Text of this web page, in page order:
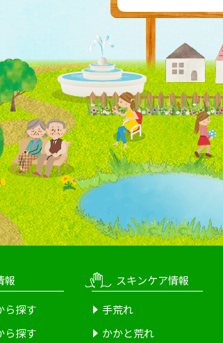
報
ら探す
ら探す
スキンケア情報
手荒れ
かかと荒れ